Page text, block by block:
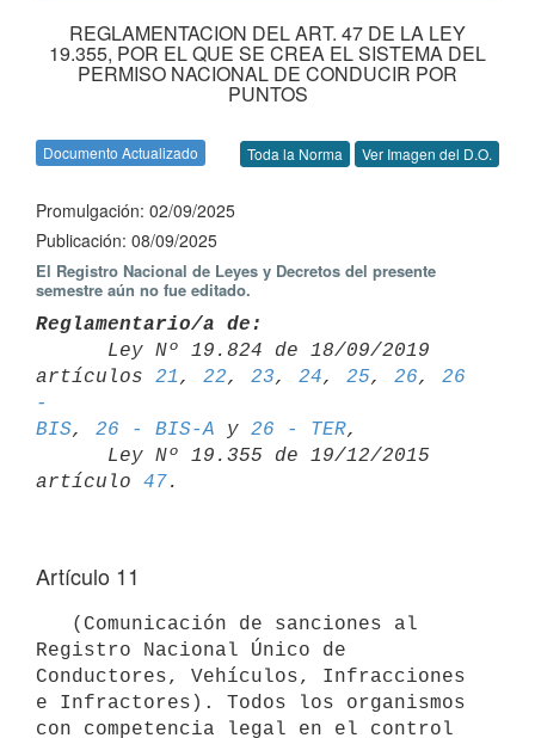
REGLAMENTACION DEL ART. 47 DE LA LEY
19.355, POR EL QUE SE CREA EL SISTEMA DEL
PERMISO NACIONAL DE CONDUCIR POR
PUNTOS
Documento Actualizado Toda la Norma Ver Imagen del D.O.
Promulgación: 02/09/2025
Publicación: 08/09/2025
El Registro Nacional de Leyes y Decretos del presente
semestre aún no fue editado.
Reglamentario/a de:
artículos 21 , 22, 23, 24, 25, 26, 26
-
BIS, 26 - BIS-A y 26 - TER,
artículo 47
Artículo 11
Registro Nacional Único de
Conductores, Vehículos, Infracciones
e Infractores). Todos los organismos
con competencia legal en el control